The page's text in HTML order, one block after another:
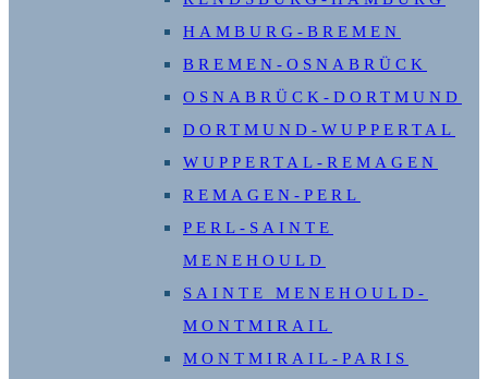
HAMBURG-BREMEN
BREMEN-OSNABRÜCK
OSNABRÜCK-DORTMUND
DORTMUND-WUPPERTAL
WUPPERTAL-REMAGEN
REMAGEN-PERL
PERL-SAINTE
MENEHOULD
SAINTE MENEHOULD-
MONTMIRAIL
MONTMIRAIL-PARIS